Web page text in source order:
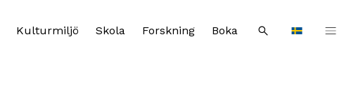
Languages
Kulturmiljö Skola Forskning Boka Sök